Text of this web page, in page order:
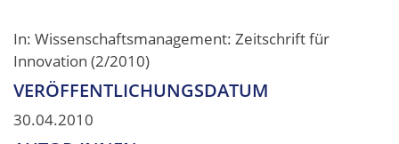
In: Wissenschaftsmanagement: Zeitschrift für
Innovation (2/2010)
VERÖFFENTLICHUNGSDATUM
30.04.2010